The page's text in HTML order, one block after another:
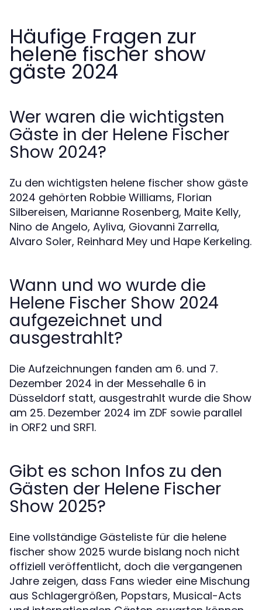
Häufige Fragen zur
helene fischer show
gäste 2024
Wer waren die wichtigsten
Gäste in der Helene Fischer
Show 2024?
Zu den wichtigsten helene fischer show gäste
2024 gehörten Robbie Williams, Florian
Silbereisen, Marianne Rosenberg, Maite Kelly,
Nino de Angelo, Ayliva, Giovanni Zarrella,
Alvaro Soler, Reinhard Mey und Hape Kerkeling.
Wann und wo wurde die
Helene Fischer Show 2024
aufgezeichnet und
ausgestrahlt?
Die Aufzeichnungen fanden am 6. und 7.
Dezember 2024 in der Messehalle 6 in
Düsseldorf statt, ausgestrahlt wurde die Show
am 25. Dezember 2024 im ZDF sowie parallel
in ORF2 und SRF1.
Gibt es schon Infos zu den
Gästen der Helene Fischer
Show 2025?
Eine vollständige Gästeliste für die helene
fischer show 2025 wurde bislang noch nicht
offiziell veröffentlicht, doch die vergangenen
Jahre zeigen, dass Fans wieder eine Mischung
aus Schlagergrößen, Popstars, Musical-Acts